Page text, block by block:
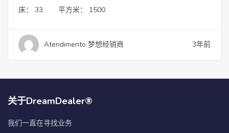
床： 33 平方米： 1500
Atendimento 梦想经销商 3年前
关于DreamDealer®
我们一直在寻找业务